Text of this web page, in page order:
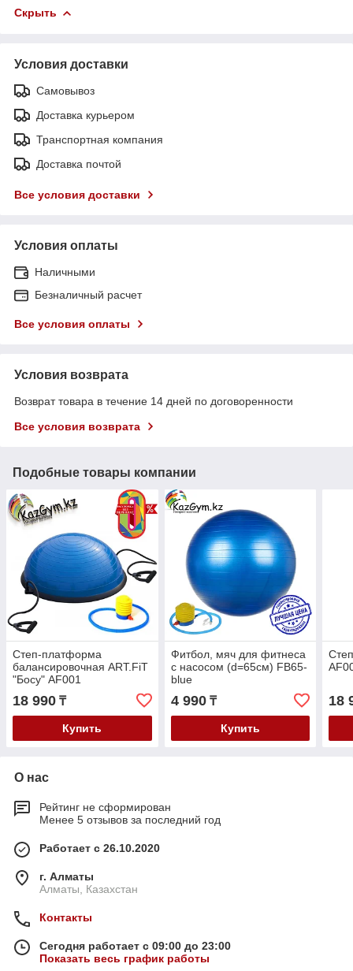
Скрыть
Условия доставки
Самовывоз
Доставка курьером
Транспортная компания
Доставка почтой
Все условия доставки
Условия оплаты
Наличными
Безналичный расчет
Все условия оплаты
Условия возврата
Возврат товара в течение 14 дней по договоренности
Все условия возврата
Подобные товары компании
Степ-платформа
балансировочная ART.FiT
"Босу" AF001
18 990 ₸
Купить
Фитбол, мяч для фитнеса
с насосом (d=65см) FB65-
blue
4 990₸
Купить
18
О нас
Рейтинг не сформирован
Менее 5 отзывов за последний год
Работает с 26.10.2020
г. Алматы
Алматы, Казахстан
Контакты
Сегодня работает с 09:00 до 23:00
Показать весь график работы